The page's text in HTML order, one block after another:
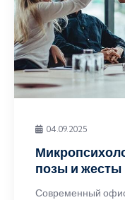
04.09.2025
позы и жесты
Современный